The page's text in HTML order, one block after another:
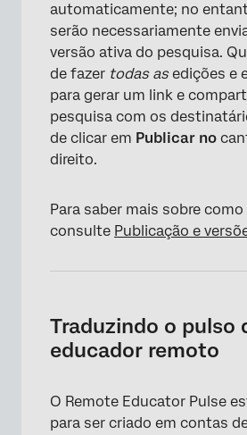
automaticamente; no
serão necessariamente
versão ativa do pesquisa.
de fazer todas asedições e
para gerar um link e
pesquisa com os
de clicar em Publicar no
direito.
Para saber mais sobre
consulte Publicação e
Traduzindo o pulso
educador remoto
O Remote Educator Pulse
para ser criado em contas